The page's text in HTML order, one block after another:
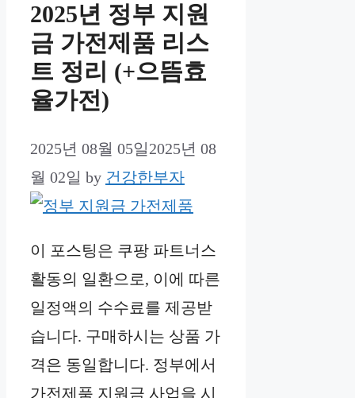
2025년 정부 지원
금 가전제품 리스
트 정리 (+으뜸효
율가전)
2025년 08월 05일2025년 08
월 02일 by 건강한부자
이 포스팅은 쿠팡 파트너스
활동의 일환으로, 이에 따른
일정액의 수수료를 제공받
습니다. 구매하시는 상품 가
격은 동일합니다. 정부에서
가전제품 지원금 사업을 시